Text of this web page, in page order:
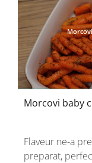
Morcovi baby
Flaveur ne-a
preparat,